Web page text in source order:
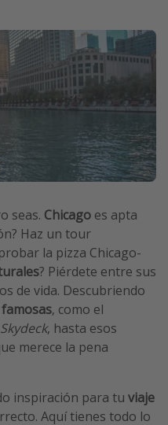
destinos
seas. Chicago es apta
Haz un tour
la pizza Chicago-
? Piérdete entre sus
de vida. Descubriendo
, como el
Skydeck, hasta esos
merece la pena
inspiración para tu viaje
Aquí tienes todo lo